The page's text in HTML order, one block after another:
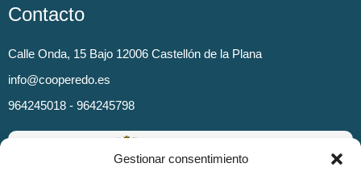
Gestionar consentimiento
Contacto
Calle Onda, 15 Bajo 12006 Castellón de la Plana
info@cooperedo.es
964245018 - 964245798